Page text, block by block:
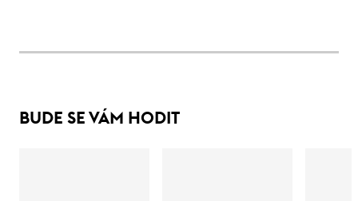
BUDE SE VÁM HODIT